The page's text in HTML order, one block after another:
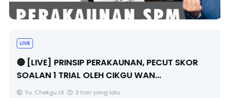
LIVE
🔴 [LIVE] PRINSIP PERAKAUNAN, PECUT SKOR
SOALAN 1 TRIAL OLEH CIKGU WAN...
Yu. Chekgu LK 3 hari yang lalu